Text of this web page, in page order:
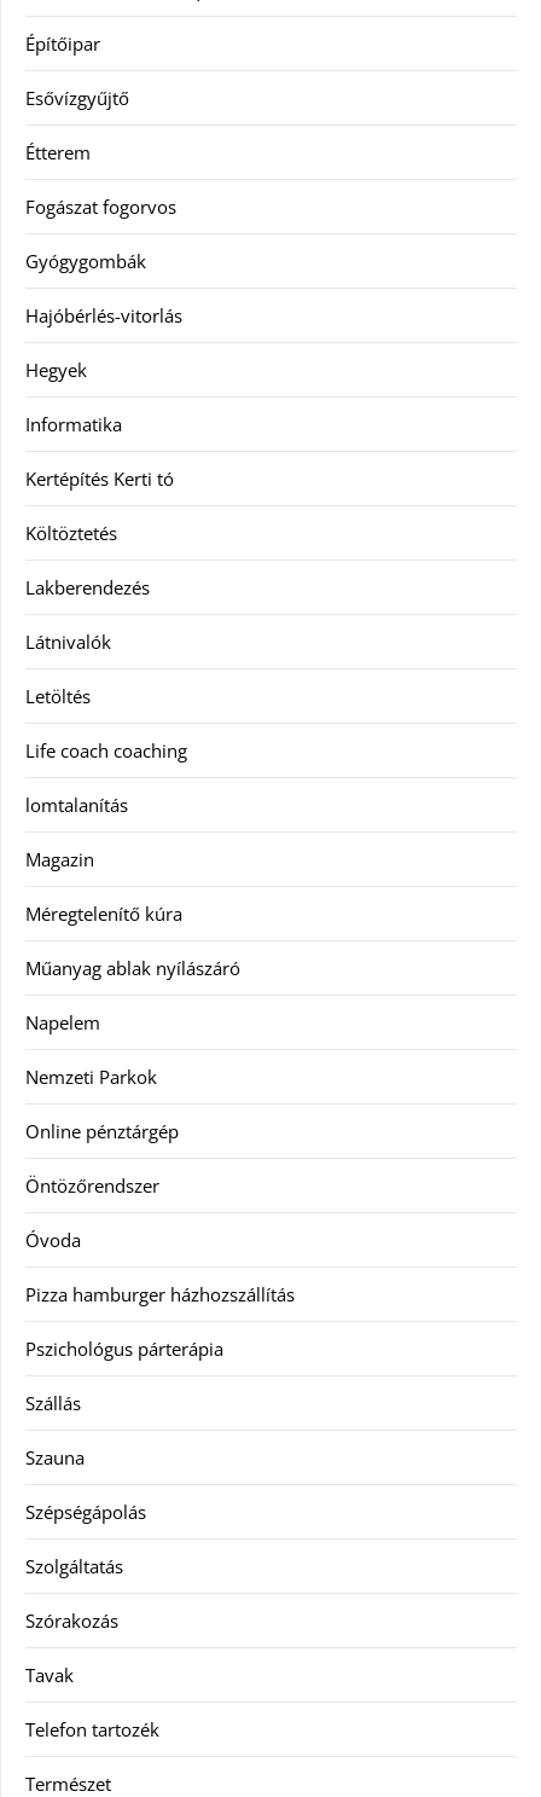
Építőipar
Esővízgyűjtő
Étterem
Fogászat fogorvos
Gyógygombák
Hajóbérlés-vitorlás
Hegyek
Informatika
Kertépítés Kerti tó
Költöztetés
Lakberendezés
Látnivalók
Letöltés
Life coach coaching
lomtalanítás
Magazin
Méregtelenítő kúra
Műanyag ablak nyílászáró
Napelem
Nemzeti Parkok
Online pénztárgép
Öntözőrendszer
Óvoda
Pizza hamburger házhozszállítás
Pszichológus párterápia
Szállás
Szauna
Szépségápolás
Szolgáltatás
Szórakozás
Tavak
Telefon tartozék
Természet